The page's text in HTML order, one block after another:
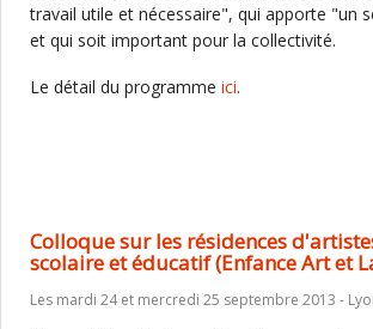
travail utile et nécessaire", qui apporte "un
et qui soit important pour la collectivité.
Le détail du programme ici.
Colloque sur les résidences
scolaire et éducatif (Enfance Art et
Les mardi 24 et mercredi 25 septembre 2013 -